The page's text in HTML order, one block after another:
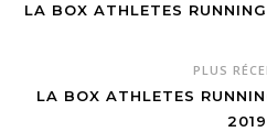
LA BOX ATHLETES
PLUS
LA BOX ATHLETES
2019